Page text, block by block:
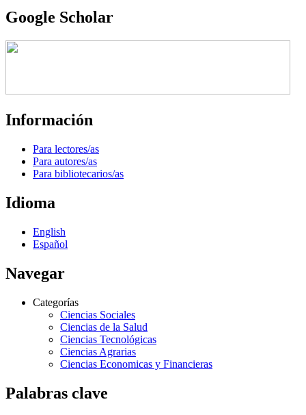
Google Scholar
Información
Para lectores/as
Para autores/as
Para bibliotecarios/as
Idioma
English
Español
Navegar
Categorías
Ciencias Sociales
Ciencias de la Salud
Ciencias Tecnológicas
Ciencias Agrarias
Ciencias Economicas y Financieras
Palabras clave